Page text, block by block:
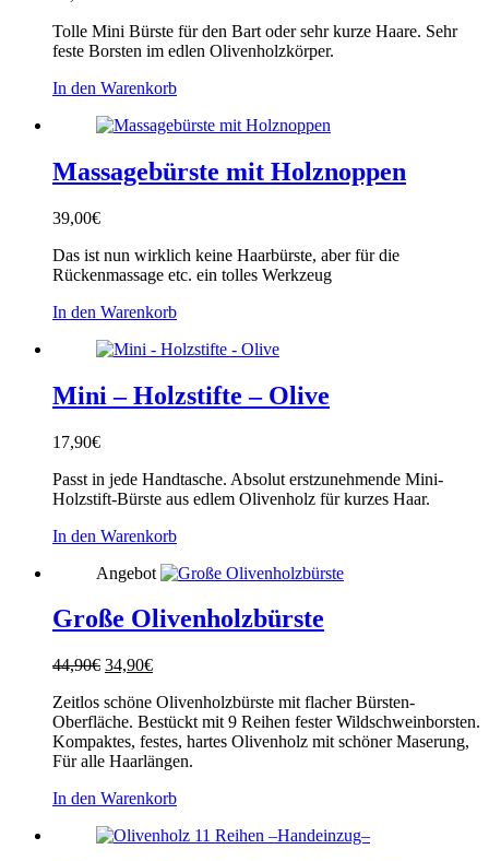
Tolle Mini Bürste für den Bart oder sehr kurze Haare. Sehr
feste Borsten im edlen Olivenholzkörper.
In den Warenkorb
Massagebürste mit Holznoppen
39,00€
Das ist nun wirklich keine Haarbürste, aber für die
Rückenmassage etc. ein tolles Werkzeug
In den Warenkorb
Mini – Holzstifte – Olive
17,90€
Passt in jede Handtasche. Absolut erstzunehmende Mini-
Holzstift-Bürste aus edlem Olivenholz für kurzes Haar.
In den Warenkorb
Angebot
Große Olivenholzbürste
44,90€ Ursprünglicher
war:
44,90€
34,90€Aktueller
ist:
34,90€.
Zeitlos schöne Olivenholzbürste mit flacher Bürsten-
Oberfläche. Bestückt mit 9 Reihen fester Wildschweinborsten.
Kompaktes, festes, hartes Olivenholz mit schöner Maserung,
Für alle Haarlängen.
In den Warenkorb